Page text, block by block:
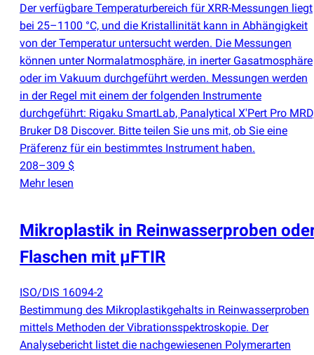
Der verfügbare Temperaturbereich für XRR-Messungen liegt
bei 25–1100 °C, und die Kristallinität kann in Abhängigkeit
von der Temperatur untersucht werden. Die Messungen
können unter Normalatmosphäre, in inerter Gasatmosphäre
oder im Vakuum durchgeführt werden. Messungen werden
in der Regel mit einem der folgenden Instrumente
durchgeführt: Rigaku SmartLab, Panalytical X'Pert Pro
Bruker D8 Discover. Bitte teilen Sie uns mit, ob Sie eine
Präferenz für ein bestimmtes Instrument haben.
208–309 $
Mehr lesen
Mikroplastik in Reinwasserproben
Flaschen mit µFTIR
ISO/DIS 16094-2
Bestimmung des Mikroplastikgehalts in Reinwasserproben
mittels Methoden der Vibrationsspektroskopie. Der
Analysebericht listet die nachgewiesenen Polymerarten